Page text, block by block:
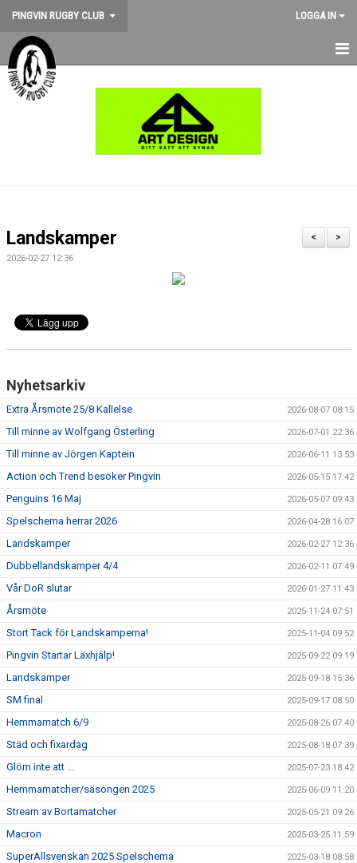
PINGVIN RUGBY CLUB LOGGA IN
HEM
BILDGALLERI
MATCHER
ENGLISH
WEBSHOP
LIU GYMNASIUM-RUGBY
>
<
Landskamper
2026-02-27 12:36
Nyhetsarkiv
Extra Årsmöte 25/8 Kallelse 2026-08-07 08:15
Till minne av Wolfgang Österling 2026-07-01 22:36
Till minne av Jörgen Kaptein 2026-06-11 13:53
Action och Trend besöker Pingvin 2026-05-15 17:42
Penguins 16 Maj 2026-05-07 09:43
Spelschema herrar 2026 2026-04-28 16:07
Landskamper 2026-02-27 12:36
Dubbellandskamper 4/4 2026-02-11 07:49
Vår DoR slutar 2026-01-27 11:43
Årsmöte 2025-11-24 07:51
Stort Tack för Landskamperna! 2025-11-04 09:52
Pingvin Startar Läxhjälp! 2025-09-22 09:19
Landskamper 2025-09-18 15:36
SM final 2025-09-17 08:50
Hemmamatch 6/9 2025-08-26 07:40
Städ och fixardag 2025-08-18 07:39
Glöm inte att ... 2025-07-23 18:42
Hemmamatcher/säsongen 2025 2025-06-09 11:20
Stream av Bortamatcher 2025-05-21 09:26
Macron 2025-03-25 11:59
SuperAllsvenskan 2025 Spelschema 2025-03-18 08:58